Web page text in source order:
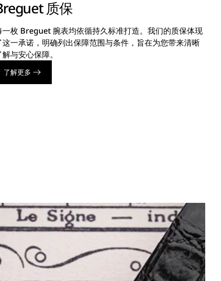
质保
一枚 Breguet 腕表均依循持久标准打造。我们的质保体现
这一承诺，明确列出保障范围与条件，旨在为您带来清晰
解与安心保障。
了解更多